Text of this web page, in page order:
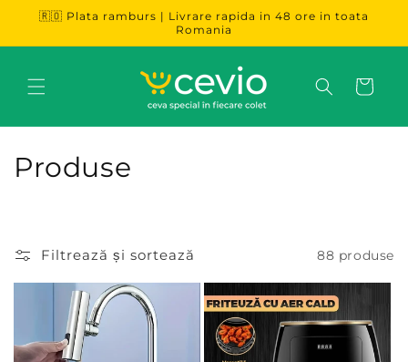
Salt la
🇷🇴 Plata ramburs | Livrare rapida in 48 ore in toata
Romania
Coș
C
ț
Produse
Filtrează și sortează 88 produse